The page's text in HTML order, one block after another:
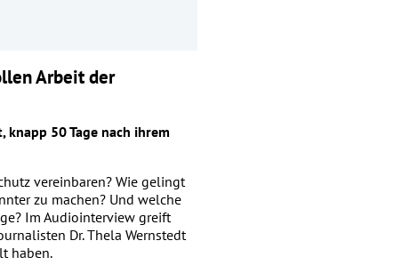
Arbeit der
50 Tage nach ihrem
vereinbaren? Wie gelingt
zu machen? Und welche
Im Audiointerview greift
Dr. Thela Wernstedt
haben.